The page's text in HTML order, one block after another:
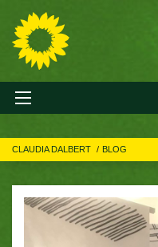
CLAUDIA DALBERT BLOG